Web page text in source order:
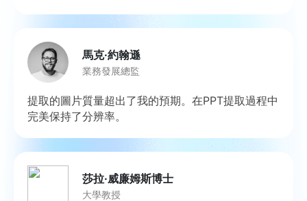
馬克·約翰遜
業務發展總監
提取的圖片質量超出了我的預期。在PPT提取過程中
完美保持了分辨率。
莎拉·威廉姆斯博士
大學教授